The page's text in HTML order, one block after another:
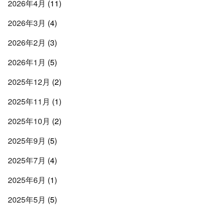
2026年4月 (11)
2026年3月 (4)
2026年2月 (3)
2026年1月 (5)
2025年12月 (2)
2025年11月 (1)
2025年10月 (2)
2025年9月 (5)
2025年7月 (4)
2025年6月 (1)
2025年5月 (5)